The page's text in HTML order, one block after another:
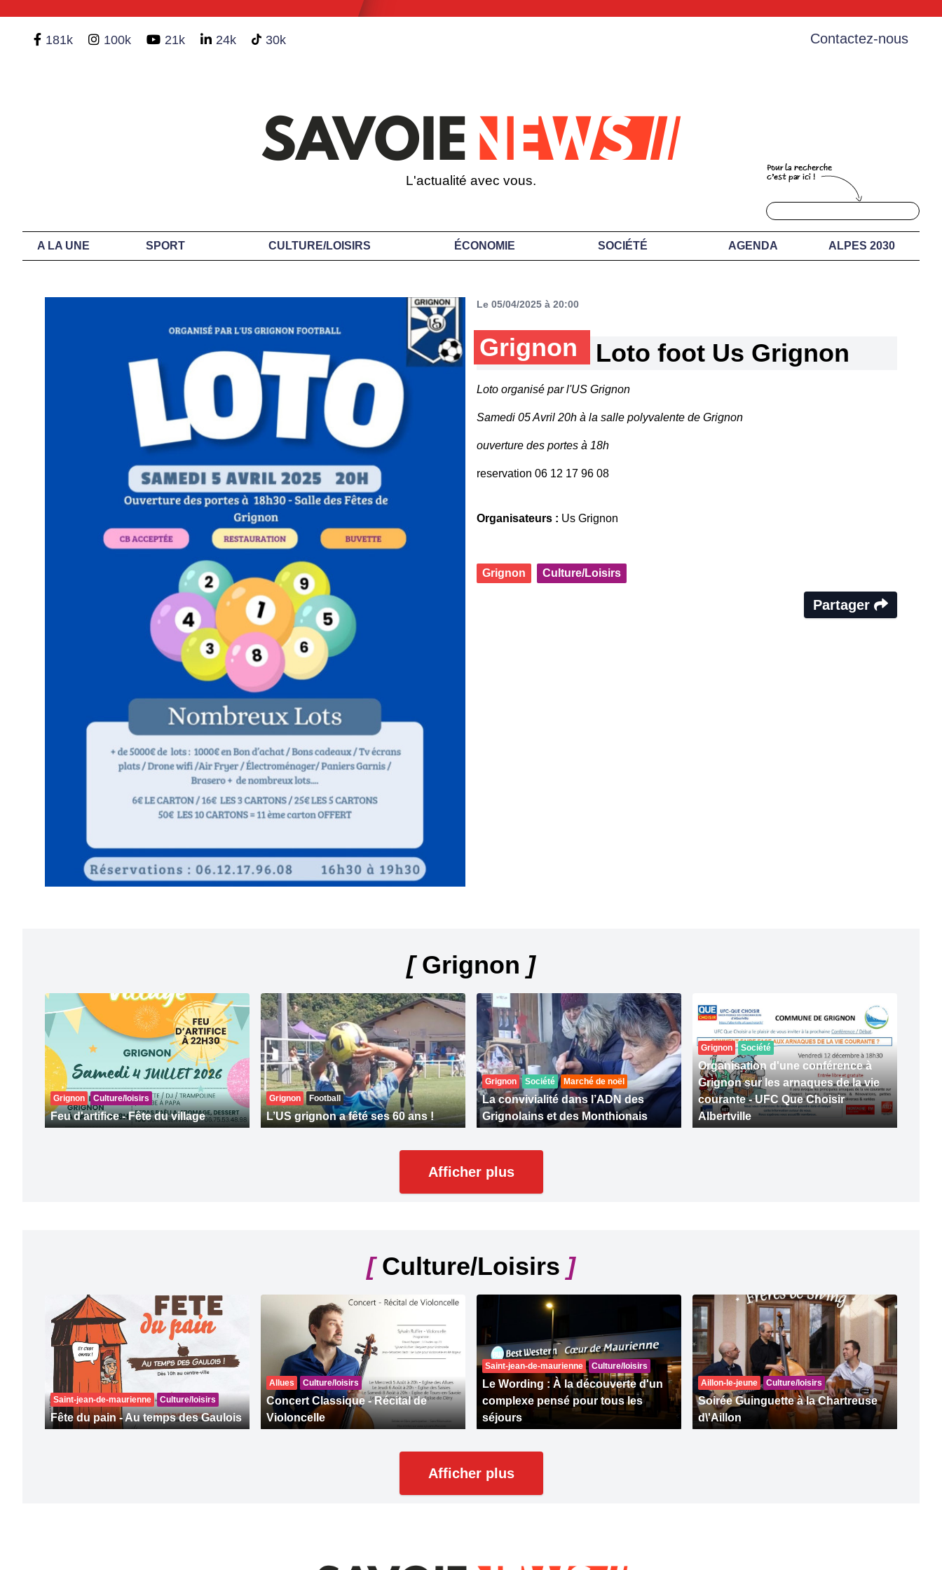
181k 100k 21k 24k 30k Contactez-nous
L'actualité avec vous.
A LA UNE SPORT CULTURE/LOISIRS ÉCONOMIE SOCIÉTÉ AGENDA ALPES 2030
Le 05/04/2025 à 20:00
Grignon Loto foot Us Grignon
Loto organisé par l'US Grignon
Samedi 05 Avril 20h à la salle polyvalente de Grignon
ouverture des portes à 18h
reservation 06 12 17 96 08
Organisateurs : Us Grignon
Grignon Culture/Loisirs
Partager
[Grignon ]
Grignon Culture/loisirs
Feu d'artifice - Fête du village
Grignon Football
L’US grignon a fêté ses 60 ans !
Grignon Société Marché de noël
La convivialité dans l’ADN des
Grignolains et des Monthionais
Grignon Société
Organisation d'une conférence à
Grignon sur les arnaques de la vie
courante - UFC Que Choisir
Albertville
Afficher plus
[Culture/Loisirs ]
Saint-jean-de-maurienne Culture/loisirs
Fête du pain - Au temps des Gaulois
Allues Culture/loisirs
Concert Classique - Récital de
Violoncelle
Saint-jean-de-maurienne Culture/loisirs
Le Wording : À la découverte d'un
complexe pensé pour tous les
séjours
Aillon-le-jeune Culture/loisirs
Soirée Guinguette à la Chartreuse
d\'Aillon
Afficher plus